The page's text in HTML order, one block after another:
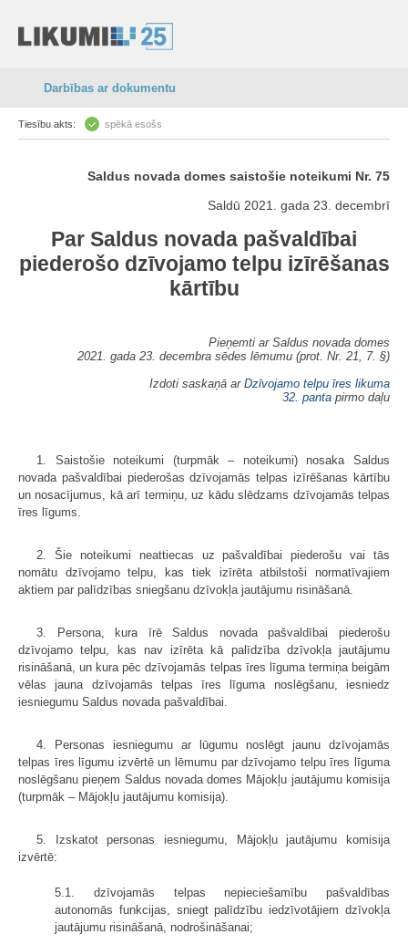
Darbības ar dokumentu
Tiesību akts: spēkā esošs
Saldus novada domes saistošie noteikumi Nr. 75
Saldū 2021. gada 23. decembrī
Par Saldus novada pašvaldībai
piederošo dzīvojamo telpu izīrēšanas
kārtību
Pieņemti ar Saldus novada domes
2021. gada 23. decembra sēdes lēmumu (prot. Nr. 21, 7. §)
Izdoti saskaņā ar Dzīvojamo telpu īres likuma
32. panta pirmo daļu
1. Saistošie noteikumi (turpmāk – noteikumi) nosaka Saldus
novada pašvaldībai piederošas dzīvojamās telpas izīrēšanas kārtību
un nosacījumus, kā arī termiņu, uz kādu slēdzams dzīvojamās telpas
īres līgums.
2. Šie noteikumi neattiecas uz pašvaldībai piederošu vai tās
nomātu dzīvojamo telpu, kas tiek izīrēta atbilstoši normatīvajiem
aktiem par palīdzības sniegšanu dzīvokļa jautājumu risināšanā.
3. Persona, kura īrē Saldus novada pašvaldībai piederošu
dzīvojamo telpu, kas nav izīrēta kā palīdzība dzīvokļa jautājumu
risināšanā, un kura pēc dzīvojamās telpas īres līguma termiņa beigām
vēlas jauna dzīvojamās telpas īres līguma noslēgšanu, iesniedz
iesniegumu Saldus novada pašvaldībai.
4. Personas iesniegumu ar lūgumu noslēgt jaunu dzīvojamās
telpas īres līgumu izvērtē un lēmumu par dzīvojamo telpu īres līguma
noslēgšanu pieņem Saldus novada domes Mājokļu jautājumu komisija
(turpmāk – Mājokļu jautājumu komisija).
5. Izskatot personas iesniegumu, Mājokļu jautājumu komisija
izvērtē:
5.1. dzīvojamās telpas nepieciešamību pašvaldības
autonomās funkcijas, sniegt palīdzību iedzīvotājiem dzīvokļa
jautājumu risināšanā, nodrošināšanai;